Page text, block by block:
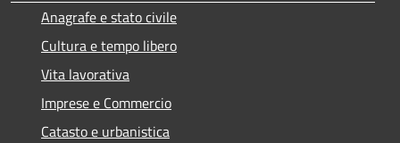
Anagrafe e stato civile
Cultura e tempo libero
Vita lavorativa
Imprese e Commercio
Catasto e urbanistica